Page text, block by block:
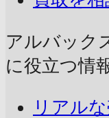
アルバック
に役立つ情
リアル